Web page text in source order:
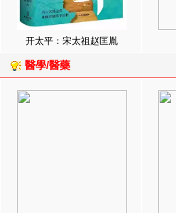
开太平：宋太祖赵匡胤
醫學/醫藥